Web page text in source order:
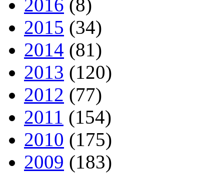
2016 (8)
2015 (34)
2014 (81)
2013 (120)
2012 (77)
2011 (154)
2010 (175)
2009 (183)